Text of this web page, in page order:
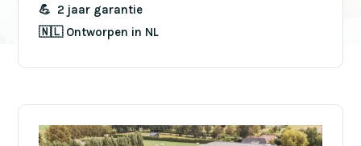
💪 2 jaar garantie
🇳🇱 Ontworpen in NL